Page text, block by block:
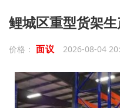
鲤城区重型货架
价格： 面议 2026-08-04